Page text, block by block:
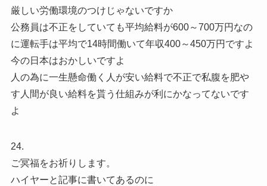
厳しい労働環境のつけじゃないですか
公務員は不正をしていても平均給料が600～700万円なの
に運転手は平均で14時間働いて年収400～450万円ですよ
今の日本はおかしいですよ
人の為に一生懸命働く人が安い給料で不正で私腹を肥や
す人間が良い給料を貰う仕組みが利にかなってないです
よ
24.
ご冥福をお祈りします。
ハイヤーと記事に書いてあるのに